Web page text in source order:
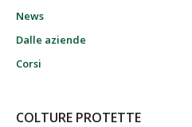
News
Dalle aziende
Corsi
COLTURE PROTETTE